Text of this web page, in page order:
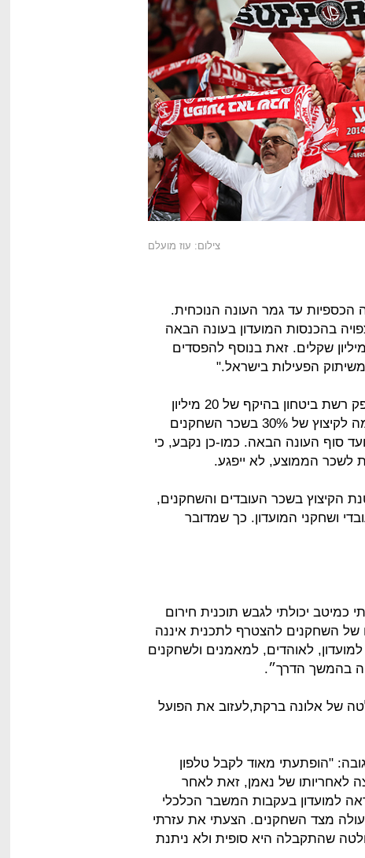
צילום: עוז מועלם
הכספיות עד גמר העונה הנוכחית.
בהכנסות המועדון בעונה הבאה
בשיעור של כ-50% ובהיקף כספי של מעל 20 מיליון שקלים. זאת בנוסף להפסדים
הפעילות בישראל."
במסגרת התכנית, אלונה ברקת התחייבה לספק רשת ביטחון בהיקף של 20 מיליון
שקלים מכיסה לעונה הבאה. במקביל, להסכמה לקיצוץ של 30% בשכר השחקנים
ועד סוף העונה הבאה. כמו-כן נקבע, כי
הממוצע, לא ייפגע.
הקיצוץ בשכר העובדים והשחקנים,
לעובדי ושחקני המועדון. כך שמדובר
כמיטב יכולתי לגבש תוכנית חירום
השחקנים להצטרף לתכנית איננה
לאוהדים, למאמנים ולשחקנים
של אלונה ברקת,לעזוב את הפועל
"הופתעתי מאוד לקבל טלפון
לאחריותו של נאמן, זאת לאחר
למועדון בעקבות המשבר הכלכלי
מצד השחקנים. הצעתי את עזרתי
שהתקבלה היא סופית ולא ניתנת